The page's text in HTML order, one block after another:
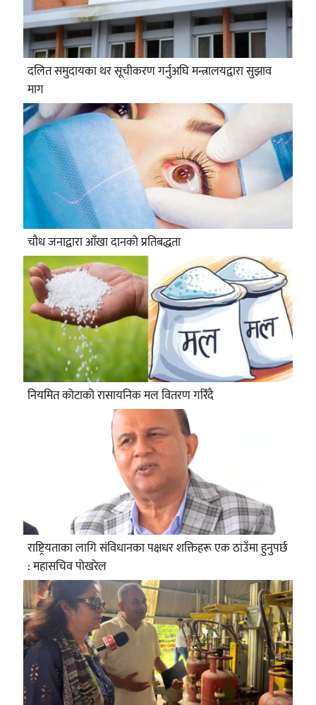
दलित समुदायका थर सूचीकरण गर्नुअघि मन्त्रालयद्वारा सुझाव
माग
चौध जनाद्वारा आँखा दानको प्रतिबद्धता
नियमित कोटाको रासायनिक मल वितरण गरिँदै
राष्ट्रियताका लागि संविधानका पक्षधर शक्तिहरू एक ठाउँमा हुनुपर्छ
: महासचिव पोखरेल